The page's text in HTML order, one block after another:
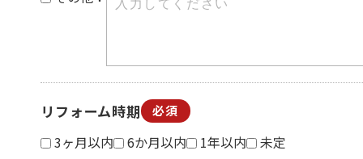
リフォーム時期 必須
3ヶ月以内 6か月以内 1年以内 未定